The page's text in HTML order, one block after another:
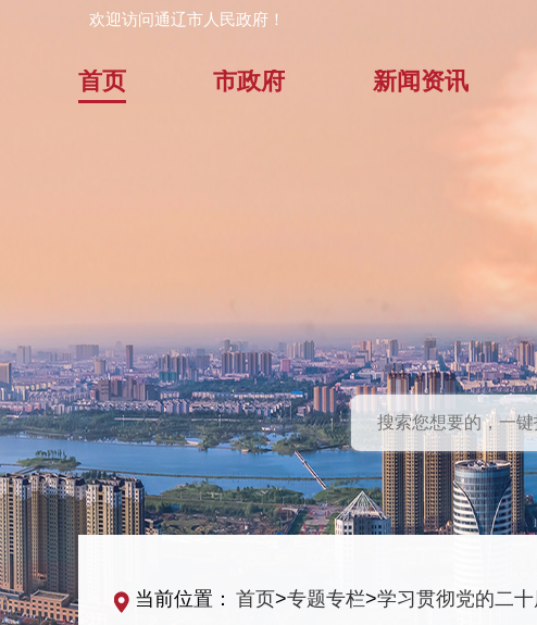
欢迎访问通辽市人民政府！
首页 市政府 新闻资讯
当前位置： 首页>专题专栏>学习贯彻党的二